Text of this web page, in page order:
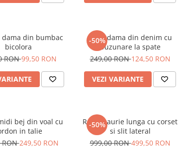
dama din bumbac
bicolora
RON99,50 RON
-50%
Blugi dama din denim cu
buzunare la spate
249,00 RON124,50 RON
VEZI VARIANTE
bej din voal cu
in talie
RON249,50 RON
-50%
Rochie aurie lunga cu corset
si slit lateral
999,00 RON499,50 RON